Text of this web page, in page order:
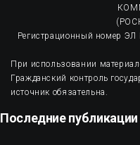
Регистрационный номер
При использовании
Гражданский контроль
источник обязательна.
Последние публикации